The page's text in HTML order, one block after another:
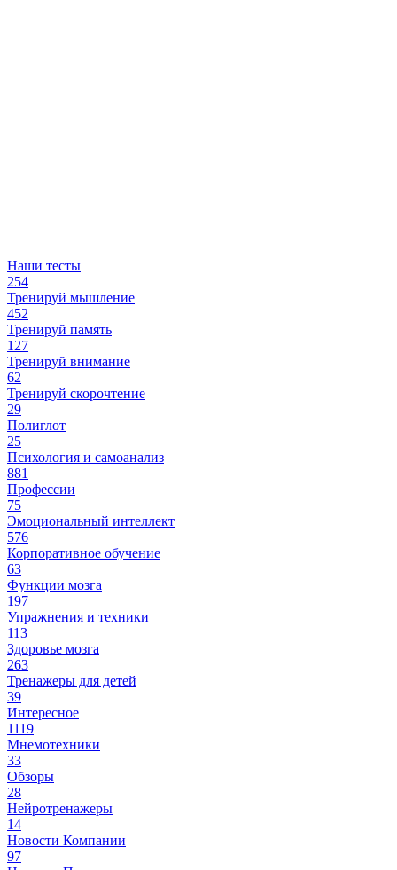
Наши тесты
254
Тренируй мышление
452
Тренируй память
127
Тренируй внимание
62
Тренируй скорочтение
29
Полиглот
25
Психология и самоанализ
881
Профессии
75
Эмоциональный интеллект
576
Корпоративное обучение
63
Функции мозга
197
Упражнения и техники
113
Здоровье мозга
263
Тренажеры для детей
39
Интересное
1119
Мнемотехники
33
Обзоры
28
Нейротренажеры
14
Новости Компании
97